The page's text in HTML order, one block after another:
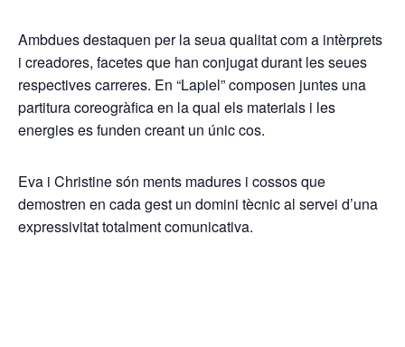
Ambdues destaquen per la seua qualitat com a intèrprets
i creadores, facetes que han conjugat durant les seues
respectives carreres. En “Lapiel” composen juntes una
partitura coreogràfica en la qual els materials i les
energies es funden creant un únic cos.
Eva i Christine són ments madures i cossos que
demostren en cada gest un domini tècnic al servei d’una
expressivitat totalment comunicativa.